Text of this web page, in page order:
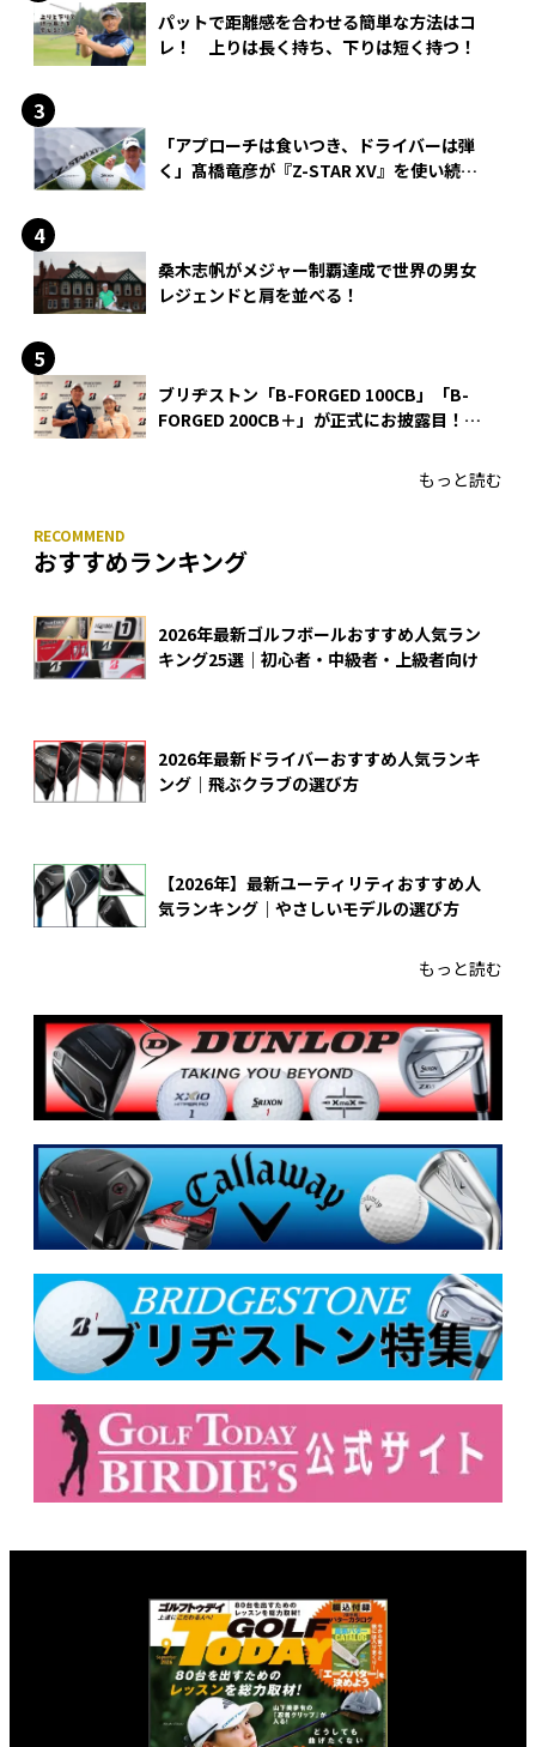
パットで距離感を合わせる簡単な方法はコ
レ！ 上りは長く持ち、下りは短く持つ！
「アプローチは食いつき、ドライバーは弾
く」髙橋竜彦が『Z-STAR XV』を使い続け
桑木志帆がメジャー制覇達成で世界の男女
レジェンドと肩を並べる！
ブリヂストン「B-FORGED 100CB」「B-
FORGED 200CB＋」が正式にお披露目！
もっと読む
おすすめランキング
2026年最新ゴルフボールおすすめ人気ラン
キング25選｜初心者・中級者・上級者向け
2026年最新ドライバーおすすめ人気ランキ
ング｜飛ぶクラブの選び方
【2026年】最新ユーティリティおすすめ人
気ランキング｜やさしいモデルの選び方
もっと読む